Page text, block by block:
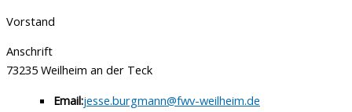
Vorstand
Anschrift
73235 Weilheim an der Teck
Email:jesse.burgmann@fwv-weilheim.de